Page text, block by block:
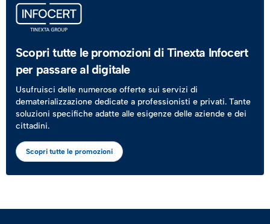
Scopri tutte le promozioni di Tinexta Infocert
per passare al digitale
Usufruisci delle numerose offerte sui servizi di
dematerializzazione dedicate a professionisti e privati. Tante
soluzioni specifiche adatte alle esigenze delle aziende e dei
cittadini.
Scopri tutte le promozioni